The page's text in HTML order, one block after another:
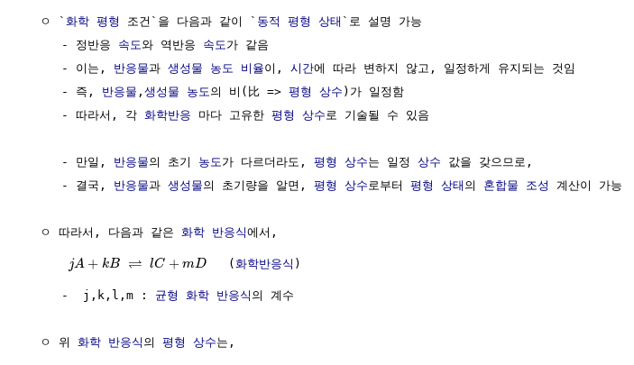
  ㅇ `
화학 평형 조건`을 다음과 같이 ` 동적 평형 상태 `로 설명 가능
     - 정반응
속도와 역반응 속도 가 같음
     - 이는,
반응물과 생성물 농도 비율이, 시간에 따라 변하지 않고, 일정하게 유지되는 것임
     - 즉,
반응물 , 생성물 농도 의 비(比 => 평형 상수 )가 일정함
     - 따라서, 각
화학반응 마다 고유한 평형 상수 로 기술될 수 있음
     - 만일,
반응물의 초기 농도 가 다르더라도, 평형 상수는 일정 상수 값을 갖으므로,
     - 결국,
반응물과 생성물의 초기량을 알면, 평형 상수 로부터 평형 상태 의 혼합물 조성 계산이 가능
  ㅇ 따라서, 다음과 같은
화학 반응식에서,
jA + kB ⇌ lC + mD
   (
화학반응식 )
     -  j,k,l,m :
균형 화학 반응식 의 계수
  ㅇ 위
화학 반응식 의 평형 상수는,